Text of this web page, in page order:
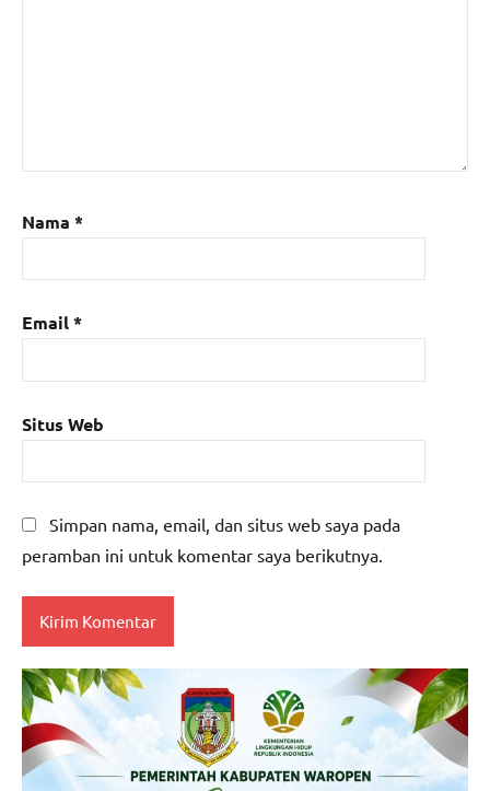
Nama *
Email*
Situs Web
Simpan nama, email, dan situs web saya pada
peramban ini untuk komentar saya berikutnya.